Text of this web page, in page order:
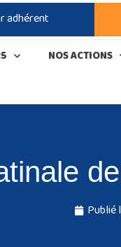
adhérent
NOS ACTIONS
Publié